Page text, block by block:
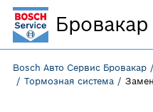
Bosch Авто Сервис Бровакар
Тормозная система
Бровакар